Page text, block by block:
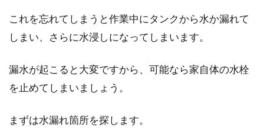
これを忘れてしまうと作業中にタンクから水か漏れて
しまい、さらに水浸しになってしまいます。
漏水が起こると大変ですから、可能なら家自体の水栓
を止めてしまいましょう。
まずは水漏れ箇所を探します。